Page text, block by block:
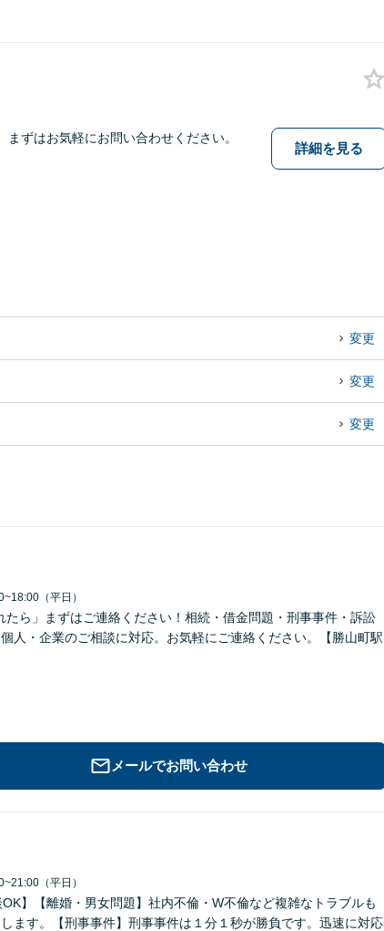
ずはお気軽にお問い合わせください。
詳細を見る
変更
変更
変更
（平日）
ら」まずはご連絡ください！相続・借金問題・刑事事件・訴訟
人・企業のご相談に対応。お気軽にご連絡ください。【勝山町駅
メールでお問い合わせ
（平日）
】【離婚・男女問題】社内不倫・W不倫など複雑なトラブルも
ます。【刑事事件】刑事事件は１分１秒が勝負です。迅速に対応